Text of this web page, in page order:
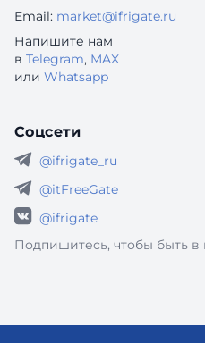
Email: market@ifrigate.ru
Напишите нам
в Telegram, MAX
или Whatsapp
Соцсети
@ifrigate_ru
@itFreeGate
@ifrigate
Подпишитесь, чтобы быть